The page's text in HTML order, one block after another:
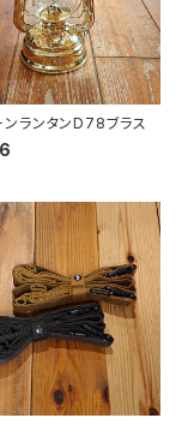
ンランタンD78ブラス